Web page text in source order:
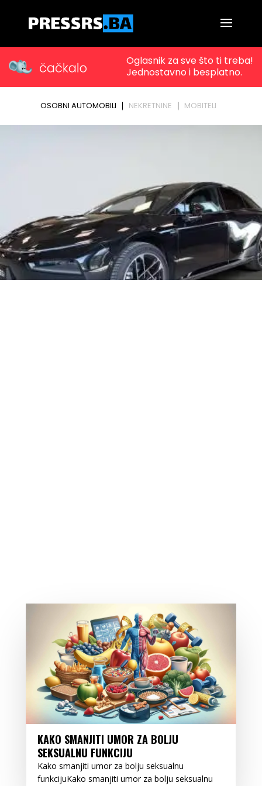
KAKO SMANJITI UMOR ZA BOLJU
SEKSUALNU FUNKCIJU
Kako smanjiti umor za bolju seksualnu
funkcijuKako smanjiti umor za bolju seksualnu